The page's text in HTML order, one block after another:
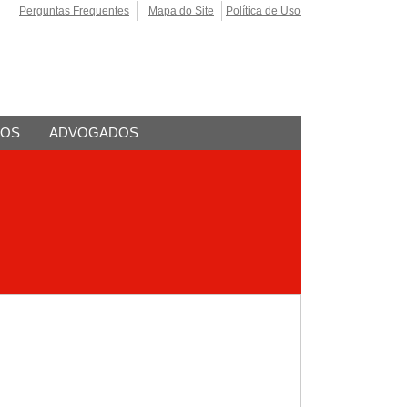
Perguntas Frequentes Mapa do Site Política de Uso
ADVOGADOS